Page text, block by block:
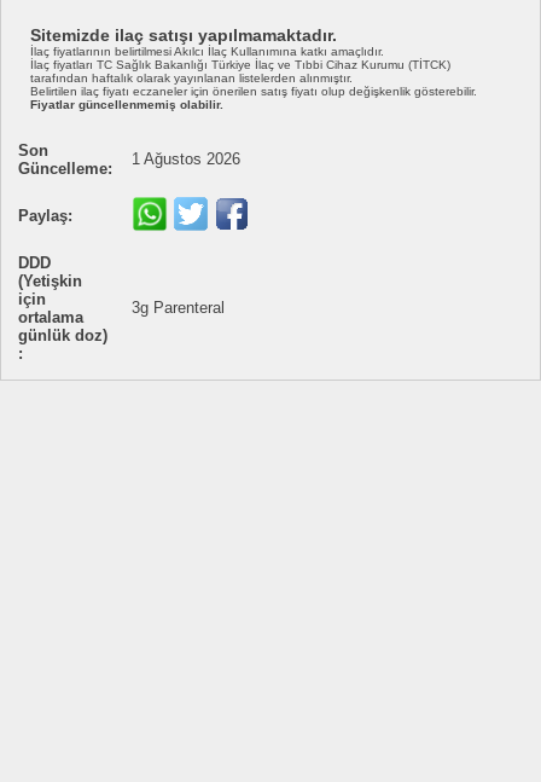
Sitemizde ilaç satışı yapılmamaktadır.
İlaç fiyatlarının belirtilmesi Akılcı İlaç Kullanımına katkı amaçlıdır.
İlaç fiyatları TC Sağlık Bakanlığı Türkiye İlaç ve Tıbbi Cihaz Kurumu (TİTCK)
tarafından haftalık olarak yayınlanan listelerden alınmıştır.
Belirtilen ilaç fiyatı eczaneler için önerilen satış fiyatı olup değişkenlik gösterebilir.
Fiyatlar güncellenmemiş olabilir.
Son
Güncelleme:
1 Ağustos 2026
Paylaş:
DDD
(Yetişkin
için
ortalama
günlük doz)
:
3g Parenteral